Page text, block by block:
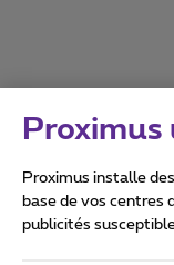
Proximus
Proximus installe
base de vos centres
publicités